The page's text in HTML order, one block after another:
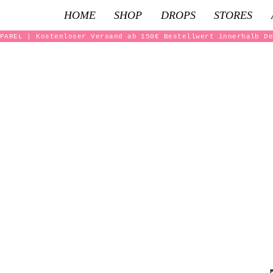
HOME SHOP DROPS STORES
| Kostenloser Versand ab 150€ Bestellwert innerhalb